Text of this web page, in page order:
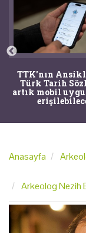
TTK'nın
Türk Tarih
artık mobil
Anasayfa
Arkeolog Nezih